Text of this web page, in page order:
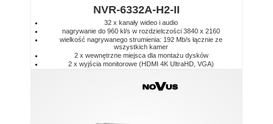
NVR-6332A-H2-II
32 x kanały wideo i audio
nagrywanie do 960 kl/s w rozdzielczości 3840 x 2160
wielkość nagrywanego strumienia: 192 Mb/s łącznie ze
wszystkich kamer
2 x wewnętrzne miejsca dla montażu dysków
2 x wyjścia monitorowe (HDMI 4K UltraHD, VGA)